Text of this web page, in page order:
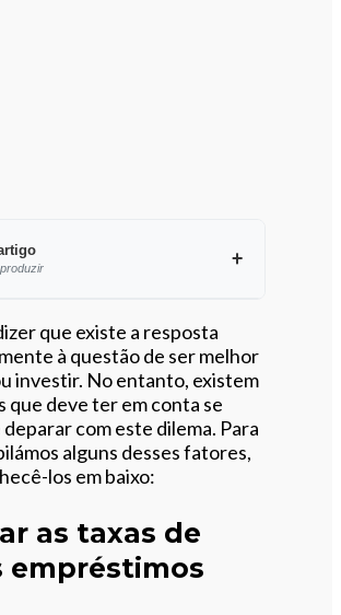
Ouvir este artigo
que existe a resposta
à questão de ser melhor
investir. No entanto, existem
que deve ter em conta se
deparar com este dilema. Para
alguns desses fatores,
los em baixo:
as taxas de
empréstimos